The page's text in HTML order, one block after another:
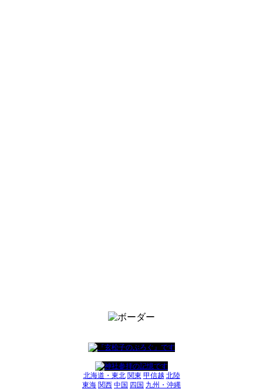
北海道・東北 関東 甲信越 北陸
東海 関西 中国 四国 九州・沖縄